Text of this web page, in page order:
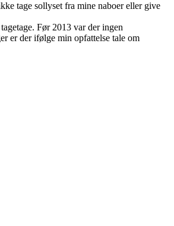
tage sollyset fra mine naboer eller give
Før 2013 var der ingen
er der ifølge min opfattelse tale om